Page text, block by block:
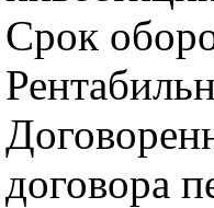
Срок
договора